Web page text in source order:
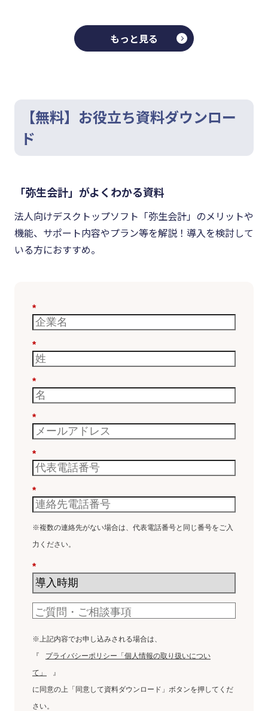
もっと見る
【無料】お役立ち資料ダウンロー
ド
「弥生会計」がよくわかる資料
法人向けデスクトップソフト「弥生会計」のメリットや
機能、サポート内容やプラン等を解説！導入を検討して
いる方におすすめ。
*
*
*
*
*
*
※複数の連絡先がない場合は、代表電話番号と同じ番号をご入
力ください。
*
※上記内容でお申し込みされる場合は、
『
プライバシーポリシー「個人情報の取り扱いについ
て」
』
に同意の上「同意して資料ダウンロード」ボタンを押してくだ
さい。